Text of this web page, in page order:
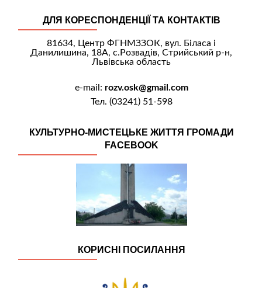
ДЛЯ КОРЕСПОНДЕНЦІЇ ТА КОНТАКТІВ
81634, Центр ФГНМЗЗОК, вул. Біласа і
Данилишина, 18А, с.Розвадів, Стрийський р-н,
Львівська область
e-mail: rozv.osk@gmail.com
Тел. (03241) 51-598
КУЛЬТУРНО-МИСТЕЦЬКЕ ЖИТТЯ ГРОМАДИ
FACEBOOK
КОРИСНІ ПОСИЛАННЯ